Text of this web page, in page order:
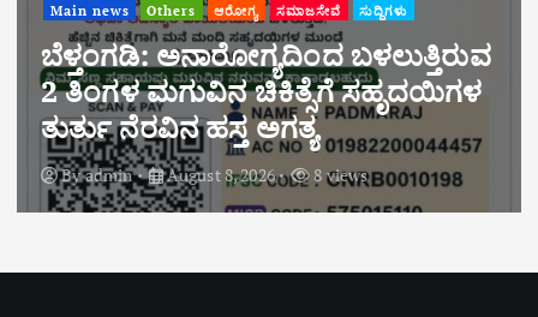
Main news Others ಆರೋಗ್ಯ ಸಮಾಜಸೇವೆ ಸುದ್ದಿಗಳು
ಬೆಳ್ತಂಗಡಿ: ಅನಾರೋಗ್ಯದಿಂದ ಬಳಲುತ್ತಿರುವ
2 ತಿಂಗಳ ಮಗುವಿನ ಚಿಕಿತ್ಸೆಗೆ ಸಹೃದಯಿಗಳ
ತುರ್ತು ನೆರವಿನ ಹಸ್ತ ಅಗತ್ಯ
Byadmin August 8, 2026 8 views